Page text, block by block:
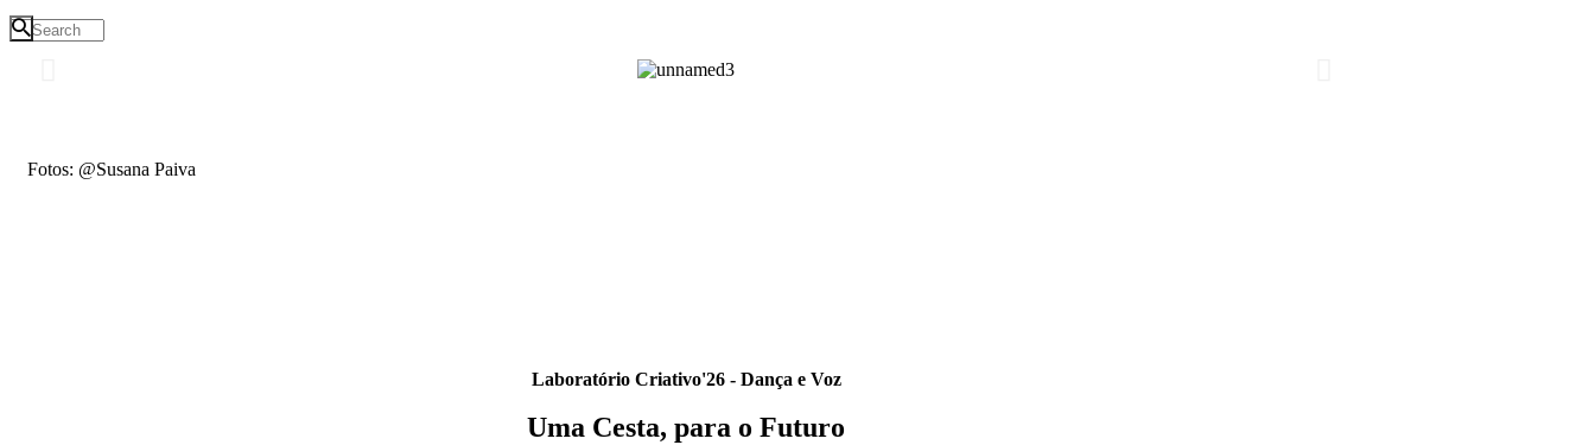
Fotos: @Susana Paiva
Laboratório Criativo'26 - Dança e Voz
Uma Cesta, para o Futuro